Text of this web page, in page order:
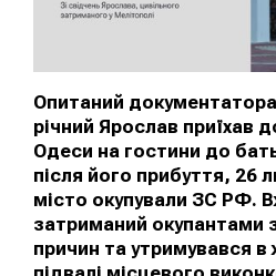
Опитаний
річний Ярослав приїхав
Одеси на гостини до
після його прибуття, 26
місто окупували ЗС РФ.
затриманий окупантами
причин та утримувався в